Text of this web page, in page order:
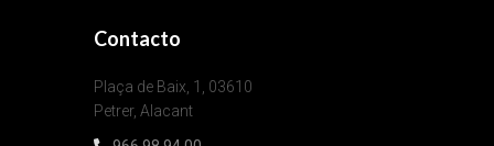
Contacto
Plaça de Baix, 1, 03610
Petrer, Alacant